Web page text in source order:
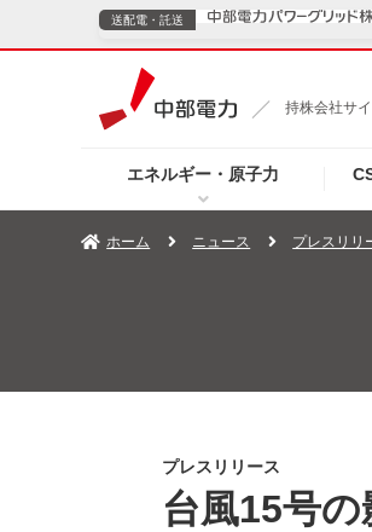
持株会社サイ
エネルギー・原子力
送配電・託送
TOPページへ
電気
TOPページへ
ホーム ニュース プレスリリ
プレスリリース
台風15号